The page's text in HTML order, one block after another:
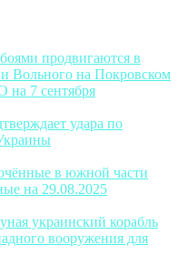
продвигаются в
Вольного на Покровском
на 7 сентября
удара по
в южной части
на 29.08.2025
украинский корабль
вооружения для